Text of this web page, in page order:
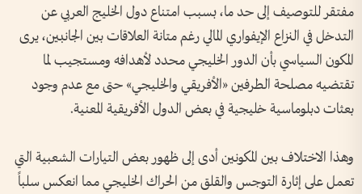
مفتقر للتوصيف إلى حد ما، بسبب امتناع دول الخليج العربي عن
التدخل في النزاع الإيفواري المالي رغم متانة العلاقات بين الجانبين، يرى
المكون السياسي بأن الدور الخليجي محدد لأهدافه ومستجيب لما
تقتضيه مصلحة الطرفين «الأفريقي والخليجي» حتى مع عدم وجود
بعثات دبلوماسية خليجية في بعض الدول الأفريقية المعنية.
وهذا الاختلاف بين المكونين أدى إلى ظهور بعض التيارات الشعبية التي
تعمل على إثارة التوجس والقلق من الحراك الخليجي مما انعكس سلباً